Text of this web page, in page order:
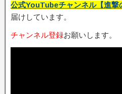
公式YouTubeチャンネル【進撃
届けしています。
チャンネル登録お願いします。